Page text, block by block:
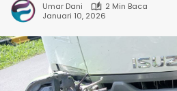
Umar Dani
2 Min Baca
Januari 10, 2026